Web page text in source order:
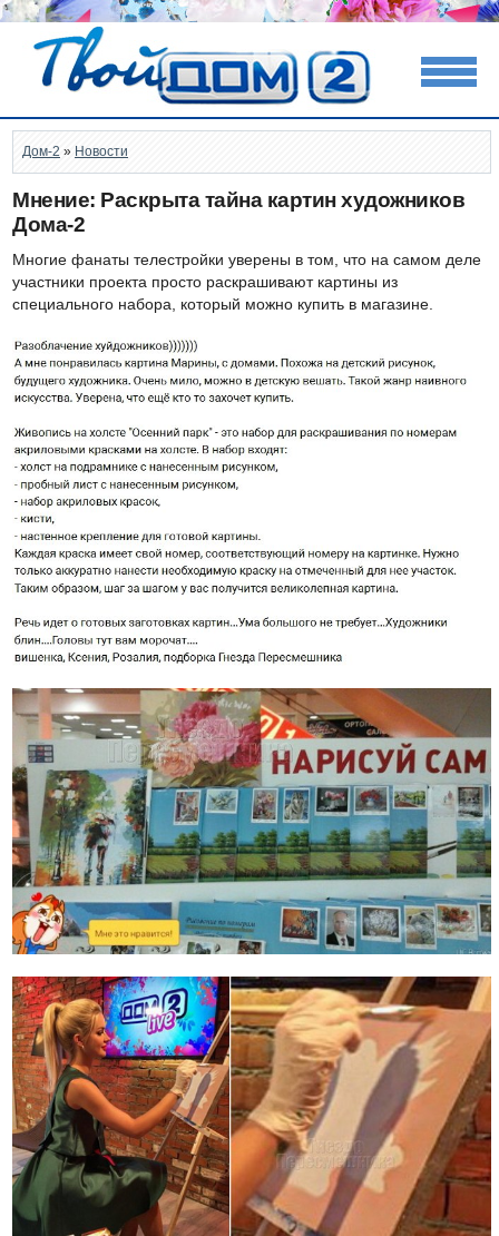
Дом-2 » Новости
Мнение: Раскрыта тайна картин художников
Дома-2
Многие фанаты телестройки уверены в том, что на самом деле
участники проекта просто раскрашивают картины из
специального набора, который можно купить в магазине.